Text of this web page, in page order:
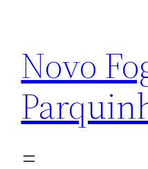
conteúdo
Novo